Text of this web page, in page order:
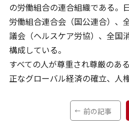
の労働組合の連合組織である。
労働組合連合会（国公連合）、
議会（ヘルスケア労協）、全国
構成している。
すべての人が尊重され尊厳のあ
正なグローバル経済の確立、人
前の記事